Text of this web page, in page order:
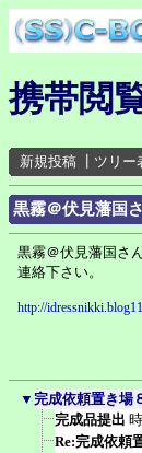
携帯閲
新規投稿 ツリー
黒霧＠伏見藩国
黒霧＠伏見藩国さ
連絡下さい。
http://
▼ 完成依頼置き場
完成品提出
Re:完成依頼